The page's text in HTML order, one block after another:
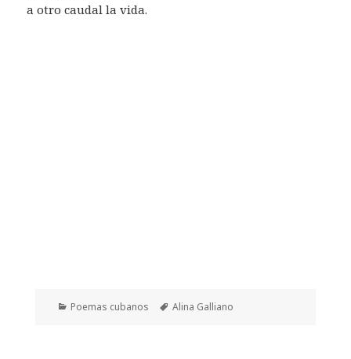
a otro caudal la vida.
Categorías
Poemas cubanos Etiquetas
Alina Galliano